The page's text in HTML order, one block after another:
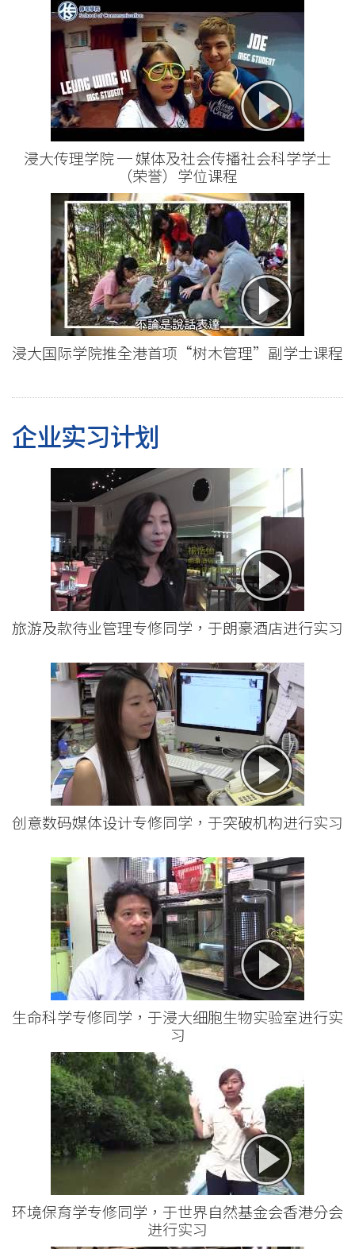
浸大传理学院 ─ 媒体及社会传播社会科学学士
（荣誉）学位课程
浸大国际学院推全港首项“树木管理”副学士课程
企业实习计划
旅游及款待业管理专修同学，于朗豪酒店进行实习
创意数码媒体设计专修同学，于突破机构进行实习
生命科学专修同学，于浸大细胞生物实验室进行实
习
环境保育学专修同学，于世界自然基金会香港分会
进行实习